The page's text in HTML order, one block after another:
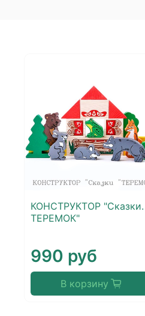
КОНСТРУКТОР "Сказки.
ТЕРЕМОК"
990 руб
В корзину